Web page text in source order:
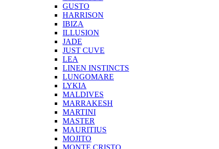
GUSTO
HARRISON
IBIZA
ILLUSION
JADE
JUST CUVE
LEA
LINEN INSTINCTS
LUNGOMARE
LYKIA
MALDIVES
MARRAKESH
MARTINI
MASTER
MAURITIUS
MOJITO
MONTE CRISTO